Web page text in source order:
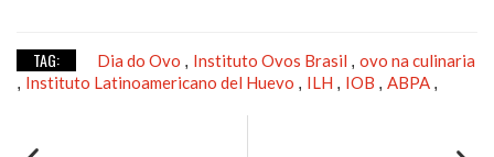
TAG: Dia do Ovo , Instituto Ovos Brasil , ovo na culinaria
, Instituto Latinoamericano del Huevo , ILH , IOB , ABPA ,